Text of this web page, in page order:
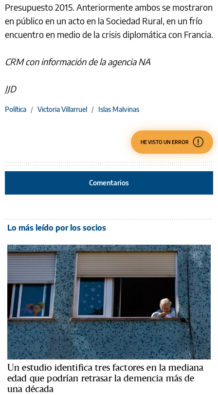
Presupuesto 2015. Anteriormente ambos se mostraron
en público en un acto en la Sociedad Rural, en un frío
encuentro en medio de la crisis diplomática con Francia.
CRM con información de la agencia NA
JJD
Política / Victoria Villarruel / Islas Malvinas
HE VISTO UN ERROR
Comentarios
Lo más leído por los socios
Un estudio identifica tres factores en la mediana
edad que podrían retrasar la demencia más de
una década